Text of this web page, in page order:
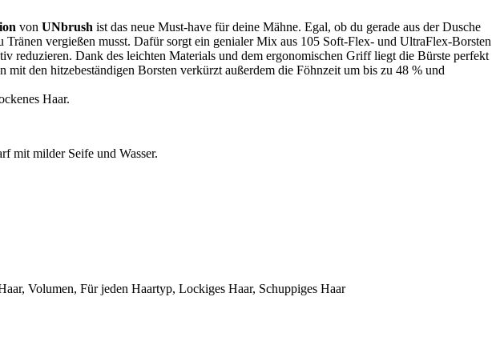
von UNbrush ist das neue Must-have für deine Mähne. Egal, ob du gerade aus der Dusche
vergießen musst. Dafür sorgt ein genialer Mix aus 105 Soft-Flex- und UltraFlex-Borsten
reduzieren. Dank des leichten Materials und dem ergonomischen Griff liegt die Bürste perfekt
den hitzebeständigen Borsten verkürzt außerdem die Föhnzeit um bis zu 48 % und
Haar.
mit milder Seife und Wasser.
Volumen, Für jeden Haartyp, Lockiges Haar, Schuppiges Haar